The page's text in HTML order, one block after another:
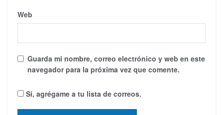
Web
Guarda mi nombre, correo electrónico y web en este
navegador para la próxima vez que comente.
Sí, agrégame a tu lista de correos.